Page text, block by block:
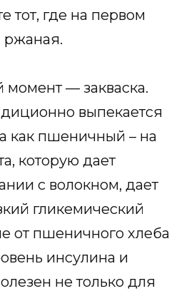
тот, где на первом
ржаная.
момент — закваска.
выпекается
как пшеничный – на
которую дает
с волокном, дает
гликемический
от пшеничного хлеба
инсулина и
не только для